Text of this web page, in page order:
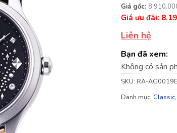
Giá
gốc
là:
8.910.000₫.
Giá
hiện
tại
8.197.200₫.
Liên hệ
Bạn đã xem:
Không có sản
SKU: RA-
Danh mục: Classic,